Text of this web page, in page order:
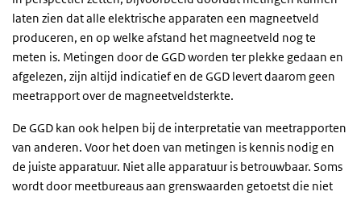
laten zien dat alle elektrische apparaten een magneetveld
produceren, en op welke afstand het magneetveld nog te
meten is. Metingen door de GGD worden ter plekke gedaan en
afgelezen, zijn altijd indicatief en de GGD levert daarom geen
meetrapport over de magneetveldsterkte.
De GGD kan ook helpen bij de interpretatie van meetrapporten
van anderen. Voor het doen van metingen is kennis nodig en
de juiste apparatuur. Niet alle apparatuur is betrouwbaar. Soms
wordt door meetbureaus aan grenswaarden getoetst die niet